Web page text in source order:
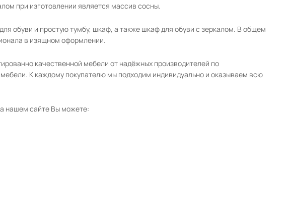
при изготовлении является массив сосны.
обуви и простую тумбу, шкаф, а также шкаф для обуви с зеркалом. В общем
в изящном оформлении.
качественной мебели от надёжных производителей по
К каждому покупателю мы подходим индивидуально и оказываем всю
нашем сайте Вы можете: